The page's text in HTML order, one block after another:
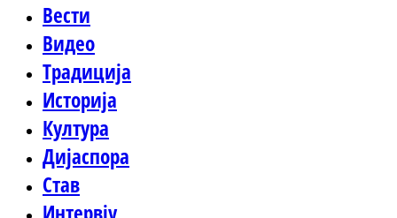
Вести
Видео
Традиција
Историја
Култура
Дијаспора
Став